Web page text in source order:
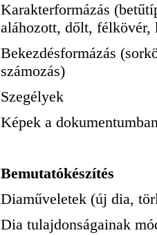
Karakterformázás
aláhozott, dőlt,
Bekezdésformázás
számozás)
Szegélyek
Képek a
Bemutatókészítés
Diaműveletek (új dia,
Dia tulajdonságainak